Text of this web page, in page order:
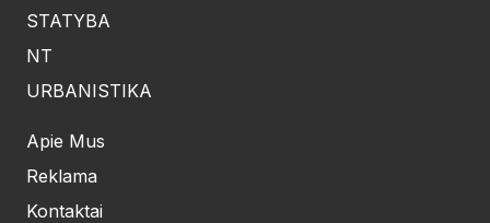
STATYBA
NT
URBANISTIKA
Apie Mus
Reklama
Kontaktai